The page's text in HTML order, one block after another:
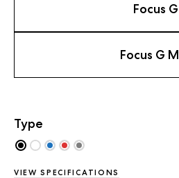
Focus G
Focus G
Type
VIEW SPECIFICATIONS